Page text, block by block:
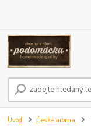
Úvod České aroma